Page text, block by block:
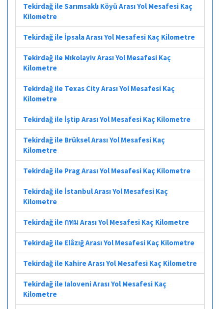
Tekirdağ ile Sarımsaklı Köyü Arası Yol Mesafesi Kaç
Kilometre
Tekirdağ ile İpsala Arası Yol Mesafesi Kaç Kilometre
Tekirdağ ile Mıkolayiv Arası Yol Mesafesi Kaç
Kilometre
Tekirdağ ile Texas City Arası Yol Mesafesi Kaç
Kilometre
Tekirdağ ile İştip Arası Yol Mesafesi Kaç Kilometre
Tekirdağ ile Brüksel Arası Yol Mesafesi Kaç
Kilometre
Tekirdağ ile Prag Arası Yol Mesafesi Kaç Kilometre
Tekirdağ ile İstanbul Arası Yol Mesafesi Kaç
Kilometre
Tekirdağ ile กทม Arası Yol Mesafesi Kaç Kilometre
Tekirdağ ile Elâzığ Arası Yol Mesafesi Kaç Kilometre
Tekirdağ ile Kahire Arası Yol Mesafesi Kaç Kilometre
Tekirdağ ile Ialoveni Arası Yol Mesafesi Kaç
Kilometre